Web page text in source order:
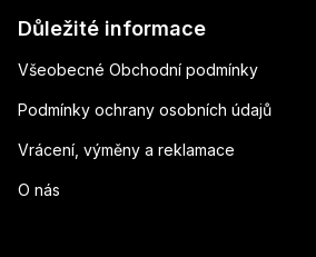
Důležité informace
Všeobecné Obchodní podmínky
Podmínky ochrany osobních údajů
Vrácení, výměny a reklamace
O nás